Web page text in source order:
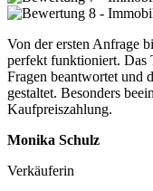
Von der ersten Anfrage
perfekt funktioniert. Das
Fragen beantwortet und
gestaltet. Besonders
Kaufpreiszahlung.
Monika Schulz
Verkäuferin